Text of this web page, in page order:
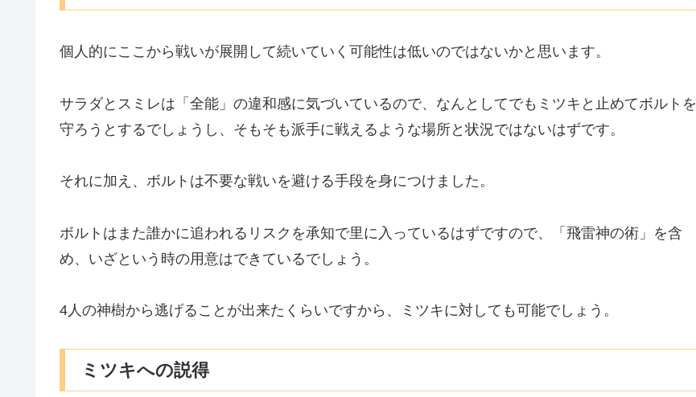
個人的にここから戦いが展開して続いていく可能性は低いのではないかと思います。
サラダとスミレは「全能」の違和感に気づいているので、なんとしてでもミツキと止めてボルトを
守ろうとするでしょうし、そもそも派手に戦えるような場所と状況ではないはずです。
それに加え、ボルトは不要な戦いを避ける手段を身につけました。
ボルトはまた誰かに追われるリスクを承知で里に入っているはずですので、「飛雷神の術」を含
め、いざという時の用意はできているでしょう。
4人の神樹から逃げることが出来たくらいですから、ミツキに対しても可能でしょう。
ミツキへの説得